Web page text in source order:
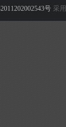
号 采用